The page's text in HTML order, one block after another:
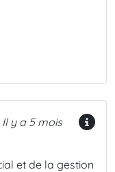
Il y a 5 mois
et de la gestion